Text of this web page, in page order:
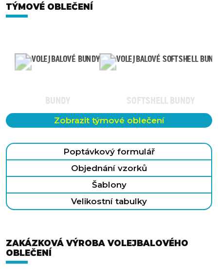
TÝMOVÉ OBLEČENÍ
BUNDY SOFTSHELL BUNDY
Zobrazit týmové oblečení
Poptávkový formulář
Objednání vzorků
Šablony
Velikostní tabulky
ZAKÁZKOVÁ VÝROBA VOLEJBALOVÉHO
OBLEČENÍ